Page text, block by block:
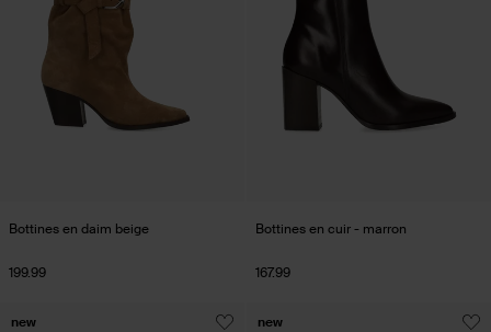
Bottines en daim beige
199.99
Bottines en cuir - marron
167.99
new new